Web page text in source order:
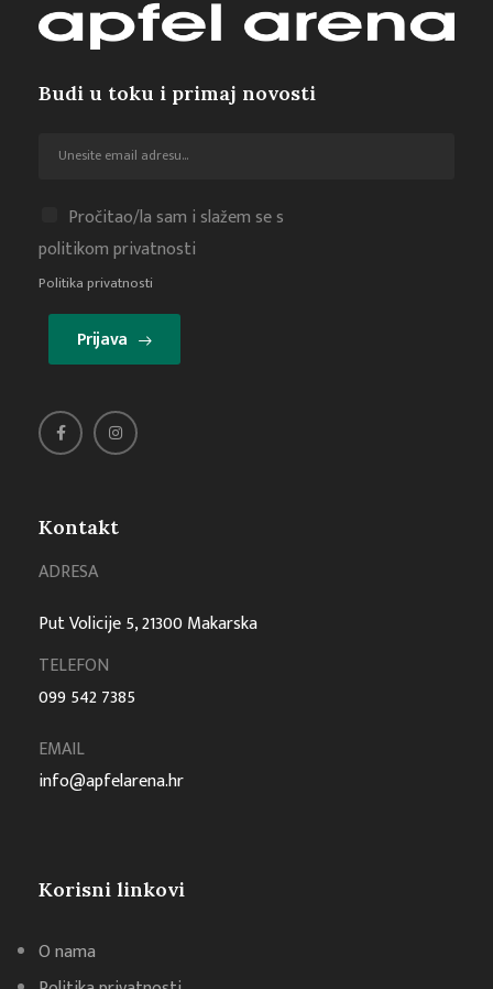
Kontakt
ADRESA
Put Volicije 5, 21300 Makarska
TELEFON
099 542 7385
EMAIL
info@apfelarena.hr
Korisni linkovi
O nama
Budi u toku i primaj novosti
Pročitao/la sam i slažem se s
politikom privatnosti
Politika privatnosti
Prijava